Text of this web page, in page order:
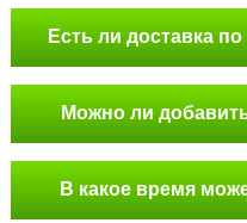
Есть ли доставка
Можно ли
В какое время